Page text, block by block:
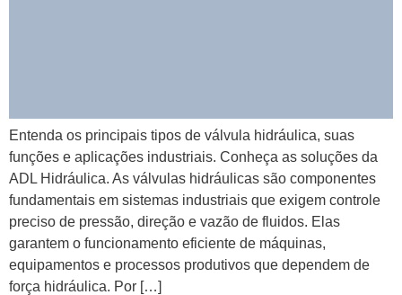
Entenda os principais tipos de válvula hidráulica, suas
funções e aplicações industriais. Conheça as soluções da
ADL Hidráulica. As válvulas hidráulicas são componentes
fundamentais em sistemas industriais que exigem controle
preciso de pressão, direção e vazão de fluidos. Elas
garantem o funcionamento eficiente de máquinas,
equipamentos e processos produtivos que dependem de
força hidráulica. Por […]